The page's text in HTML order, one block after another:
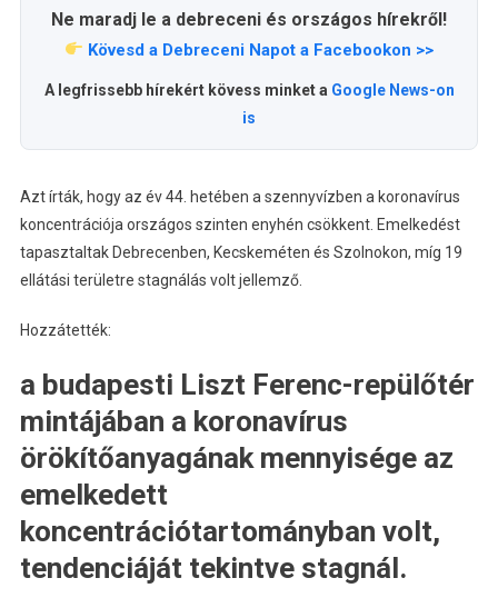
Koncentrációja
A
Szennyvízben
Ne maradj le a debreceni és országos hírekről!
Kövesd a Debreceni Napot a Facebookon >>
A legfrissebb hírekért kövess minket a Google News-on
is
Azt írták, hogy az év 44. hetében a szennyvízben a koronavírus
koncentrációja országos szinten enyhén csökkent. Emelkedést
tapasztaltak Debrecenben, Kecskeméten és Szolnokon, míg 19
ellátási területre stagnálás volt jellemző.
Hozzátették:
a budapesti Liszt Ferenc-repülőtér
mintájában a koronavírus
örökítőanyagának mennyisége az
emelkedett
koncentrációtartományban volt,
tendenciáját tekintve stagnál.